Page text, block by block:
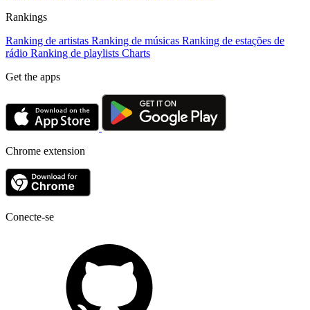
Rankings
Ranking de artistas Ranking de músicas Ranking de estações de
rádio Ranking de playlists Charts
Get the apps
Chrome extension
Conecte-se